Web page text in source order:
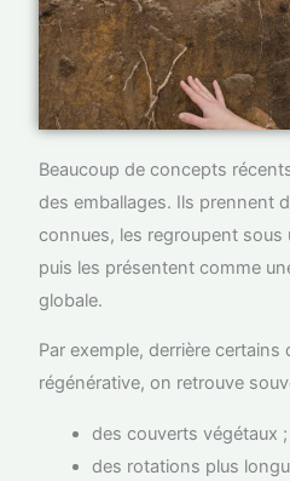
Beaucoup de concepts
des emballages. Ils prennent
connues, les regroupent sous
puis les présentent comme
globale.
Par exemple, derrière certains
régénérative, on retrouve
des couverts végétaux ;
des rotations plus